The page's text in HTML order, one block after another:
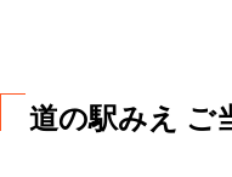
道の駅みえ ご